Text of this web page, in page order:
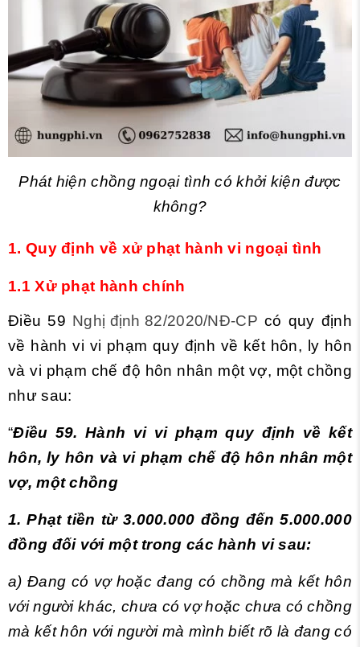
Phát hiện chồng ngoại tình có khởi kiện được
không?
1. Quy định về xử phạt hành vi ngoại tình
1.1 Xử phạt hành chính
Điều 59 Nghị định 82/2020/NĐ-CP có quy định
về hành vi vi phạm quy định về kết hôn, ly hôn
và vi phạm chế độ hôn nhân một vợ, một chồng
như sau:
“Điều 59. Hành vi vi phạm quy định về kết
hôn, ly hôn và vi phạm chế độ hôn nhân một
vợ, một chồng
1. Phạt tiền từ 3.000.000 đồng đến 5.000.000
đồng đối với một trong các hành vi sau:
a) Đang có vợ hoặc đang có chồng mà kết hôn
với người khác, chưa có vợ hoặc chưa có chồng
mà kết hôn với người mà mình biết rõ là đang có